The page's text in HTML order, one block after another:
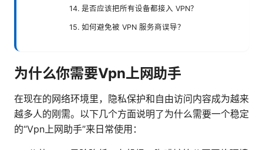
14. 是否应该把所有设备都接入 VPN？
15. 如何避免被 VPN 服务商误导？
为什么你需要Vpn上网助手
在现在的网络环境里，隐私保护和自由访问内容成为越来
越多人的刚需。以下几个方面说明了为什么需要一个稳定
的“Vpn上网助手”来日常使用：